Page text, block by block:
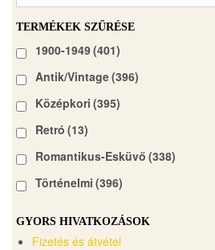
TERMÉKEK SZŰRÉSE
1900-1949(401)
Antik/Vintage(396)
Középkori (395)
Retró (13)
Romantikus-Esküvő (338)
Történelmi (396)
GYORS HIVATKOZÁSOK
Fizetés és átvétel